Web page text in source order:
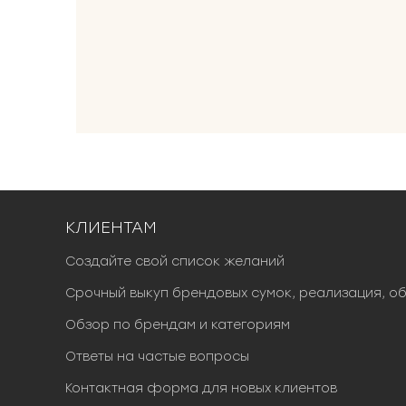
КЛИЕНТАМ
Создайте свой список желаний
Срочный выкуп брендовых сумок, реализация,
Обзор по брендам и категориям
Ответы на частые вопросы
Контактная форма для новых клиентов